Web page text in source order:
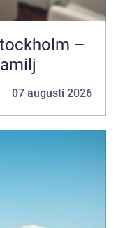
–
07 augusti 2026